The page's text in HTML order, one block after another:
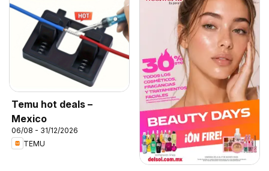
Temu hot deals –
Mexico
06/08 - 31/12/2026
TEMU